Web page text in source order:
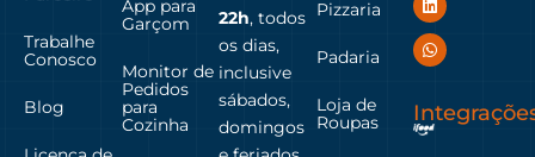
Trabalhe
Conosco
Blog
App para
Garçom
Monitor de
Pedidos
para
Cozinha
22h, todos
os dias,
inclusive
sábados,
domingos
Pizzaria
Padaria
Loja de
Roupas